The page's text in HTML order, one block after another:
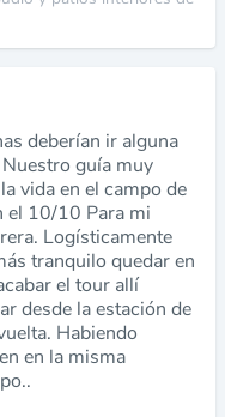
deberían ir alguna
guía muy
vida en el campo de
el 10/10 Para mi
Logísticamente
tranquilo quedar en
el tour allí
desde la estación de
Habiendo
en la misma